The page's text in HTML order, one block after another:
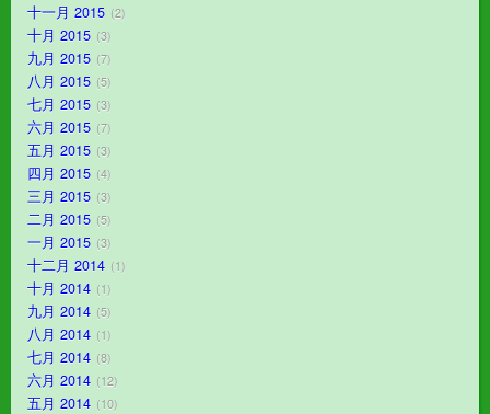
十一月 2015 2
十月 2015 3
九月 2015 7
八月 2015 5
七月 2015 3
六月 2015 7
五月 2015 3
四月 2015 4
三月 2015 3
二月 2015 5
一月 2015 3
十二月 2014 1
十月 2014 1
九月 2014 5
八月 2014 1
七月 2014 8
六月 2014 12
五月 2014 10